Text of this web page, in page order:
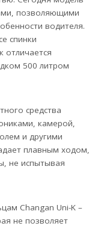
позволяющими
водителя.
спинки
отличается
500 литром
средства
камерой,
и другими
плавным ходом,
не испытывая
Changan Uni-K –
не позволяет